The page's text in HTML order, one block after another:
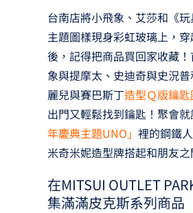
台南店將小飛象、艾莎和《
主題圖樣現身彩虹玻璃上，
後，記得把商品買回家收藏
象與提摩太、史迪奇與史況
麗兒與賽巴斯丁造型Ｑ版鑰匙
出門又輕鬆找到鑰匙！聚會
年慶典主題UNO」 裡的鋼鐵
米奇米妮造型牌搭起和朋友之
在MITSUI OUTLET
集滿滿皮克斯系列商品